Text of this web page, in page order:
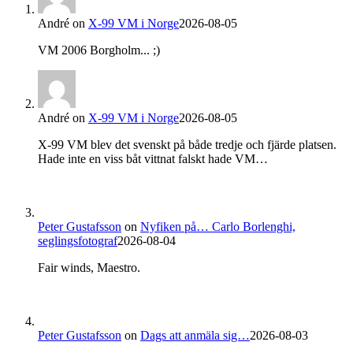
André on X-99 VM i Norge2026-08-05
VM 2006 Borgholm... ;)
André on X-99 VM i Norge2026-08-05
X-99 VM blev det svenskt på både tredje och fjärde platsen.
Hade inte en viss båt vittnat falskt hade VM…
Peter Gustafsson on Nyfiken på… Carlo Borlenghi,
seglingsfotograf2026-08-04
Fair winds, Maestro.
Peter Gustafsson on Dags att anmäla sig…2026-08-03